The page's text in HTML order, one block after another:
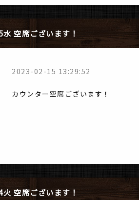
空席ございます！
2023-02-15 13:29:52
カウンター空席ございます！
空席ございます！